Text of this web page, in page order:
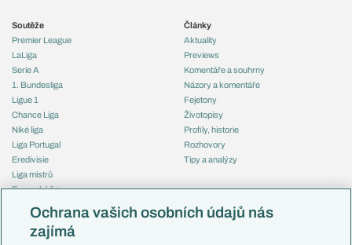
Soutěže
Premier League
LaLiga
Serie A
1. Bundesliga
Ligue 1
Chance Liga
Niké liga
Liga Portugal
Eredivisie
Liga mistrů
Evropská liga
Mistrovství světa
Liga národů
Články
Aktuality
Previews
Komentáře a souhrny
Názory a komentáře
Fejetony
Životopisy
Profily, historie
Rozhovory
Tipy a analýzy
Česko
Ochrana vašich osobních údajů nás
zajímá